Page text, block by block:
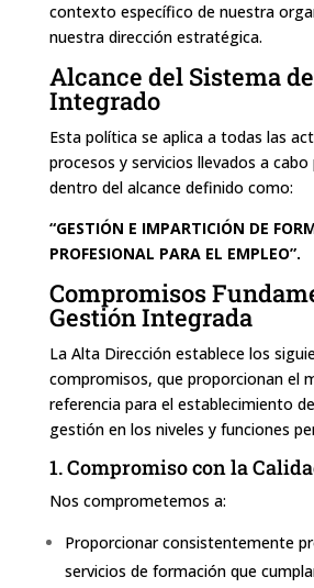
contexto específico de nuestra
nuestra dirección estratégica.
Alcance del Sistema
Integrado
Esta política se aplica a todas las
procesos y servicios llevados a
dentro del alcance definido como:
“GESTIÓN E IMPARTICIÓN DE
PROFESIONAL PARA EL EMPLEO”.
Compromisos
Gestión Integrada
La Alta Dirección establece los
compromisos, que proporcionan el
referencia para el establecimiento
gestión en los niveles y funciones
1. Compromiso con la
Nos comprometemos a:
Proporcionar consistentemente
servicios de formación que